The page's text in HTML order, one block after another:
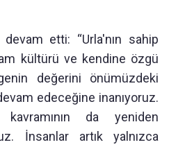
etti: “Urla'nın sahip
kültürü ve kendine özgü
değerini önümüzdeki
edeceğine inanıyoruz.
da yeniden
İnsanlar artık yalnızca